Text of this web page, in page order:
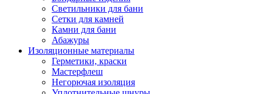
Светильники для бани
Сетки для камней
Камни для бани
Абажуры
Изоляционные материалы
Герметики, краски
Мастерфлеш
Негорючая изоляция